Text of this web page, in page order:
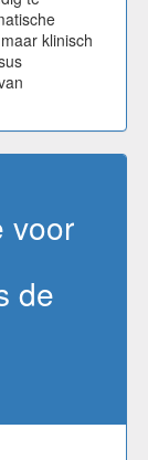
klinisch
voor
de